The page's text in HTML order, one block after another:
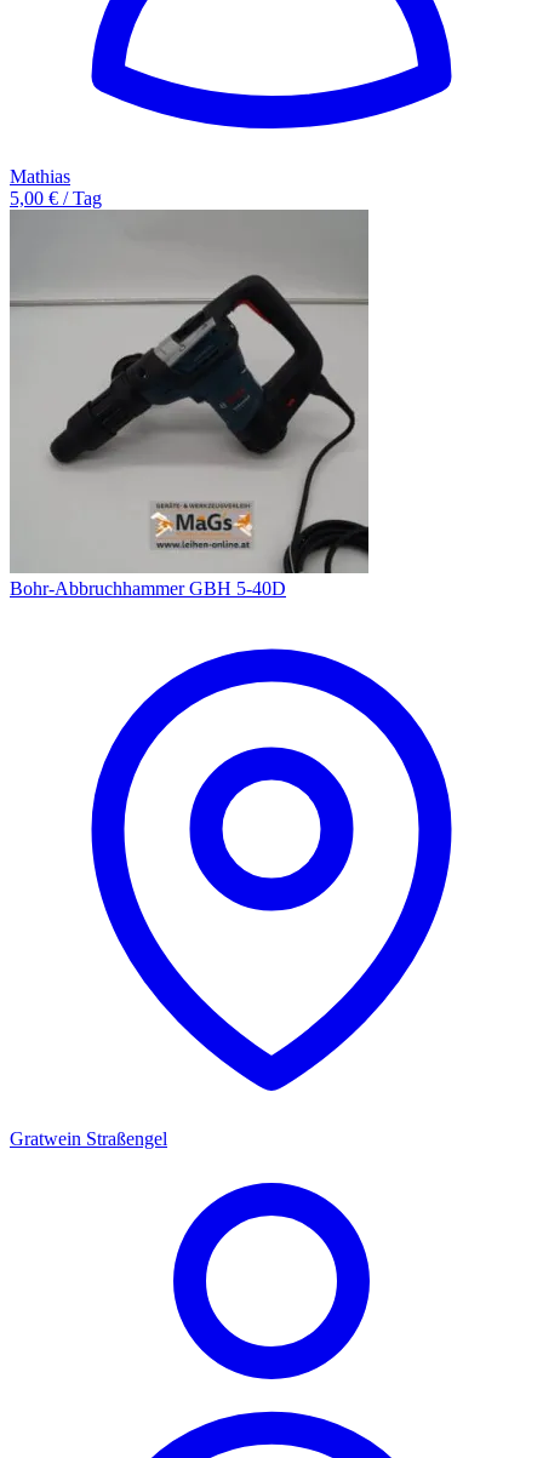
Mathias
5,00 € / Tag
Bohr-Abbruchhammer GBH 5-40D
Gratwein Straßengel